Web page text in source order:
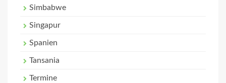
Simbabwe
Singapur
Spanien
Tansania
Termine